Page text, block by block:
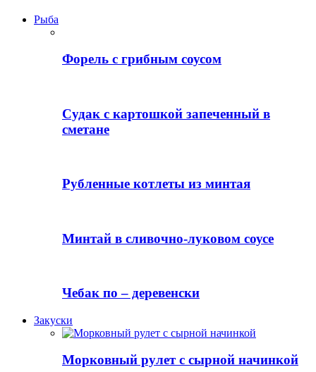
Рыба
Форель с грибным соусом
Судак с картошкой запеченный в
сметане
Рубленные котлеты из минтая
Минтай в сливочно-луковом соусе
Чебак по – деревенски
Закуски
Морковный рулет с сырной начинкой